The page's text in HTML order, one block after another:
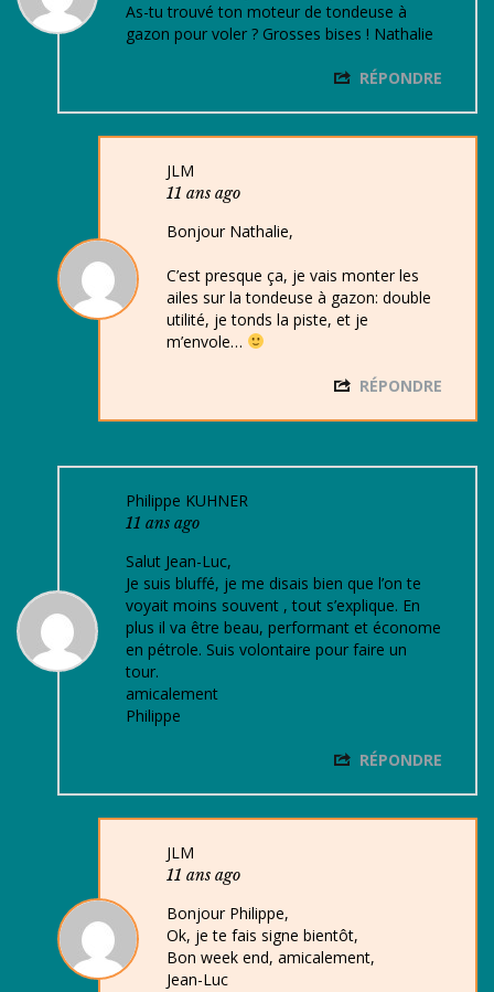
As-tu trouvé ton moteur de tondeuse à
gazon pour voler ? Grosses bises ! Nathalie
RÉPONDRE
JLM
11 ans ago
Bonjour Nathalie,
C’est presque ça, je vais monter les
ailes sur la tondeuse à gazon: double
utilité, je tonds la piste, et je
m’envole…
RÉPONDRE
Philippe KUHNER
11 ans ago
Salut Jean-Luc,
Je suis bluffé, je me disais bien que l’on te
voyait moins souvent , tout s’explique. En
plus il va être beau, performant et économe
en pétrole. Suis volontaire pour faire un
tour.
amicalement
Philippe
RÉPONDRE
JLM
11 ans ago
Bonjour Philippe,
Ok, je te fais signe bientôt,
Bon week end, amicalement,
Jean-Luc